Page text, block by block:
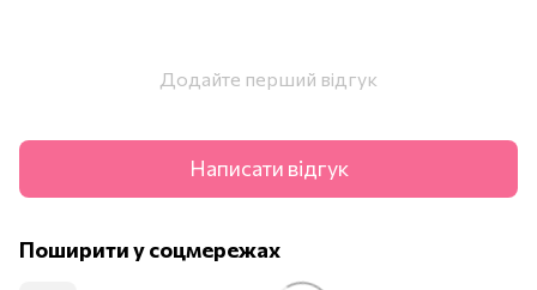
Додайте перший відгук
Написати відгук
Поширити у соцмережах